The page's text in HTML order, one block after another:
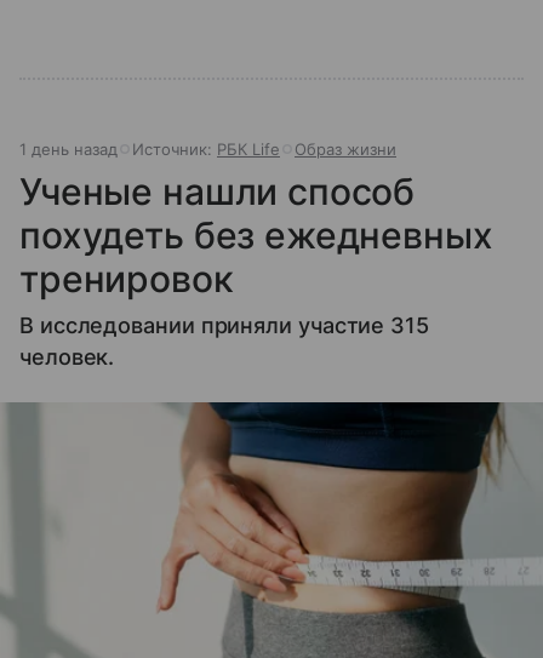
1 день назад Источник: РБК Life Образ жизни
Ученые нашли способ
похудеть без ежедневных
тренировок
В исследовании приняли участие 315
человек.